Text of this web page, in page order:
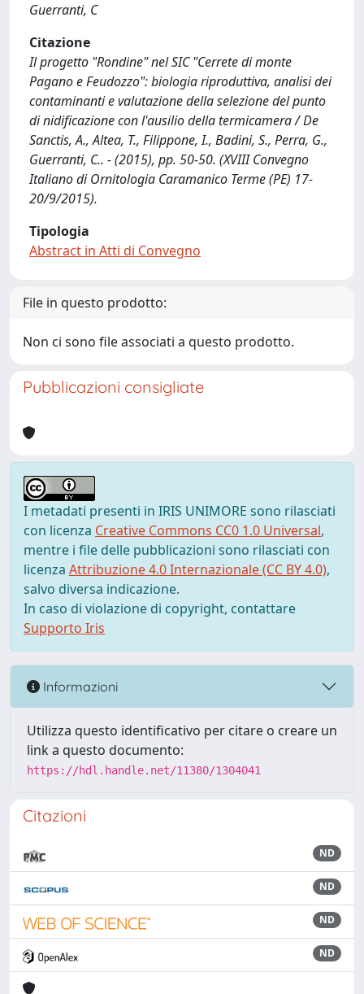
Guerranti, C
Citazione
Il progetto "Rondine" nel SIC "Cerrete di monte
Pagano e Feudozzo": biologia riproduttiva, analisi dei
contaminanti e valutazione della selezione del punto
di nidificazione con l'ausilio della termicamera / De
Sanctis, A., Altea, T., Filippone, I., Badini, S., Perra, G.,
Guerranti, C.. - (2015), pp. 50-50. (XVIII Convegno
Italiano di Ornitologia Caramanico Terme (PE) 17-
20/9/2015).
Tipologia
Abstract in Atti di Convegno
File in questo prodotto:
Non ci sono file associati a questo prodotto.
Pubblicazioni consigliate
I metadati presenti in IRIS UNIMORE sono rilasciati
con licenza Creative Commons CC0 1.0 Universal,
mentre i file delle pubblicazioni sono rilasciati con
licenza Attribuzione 4.0 Internazionale (CC BY 4.0),
salvo diversa indicazione.
In caso di violazione di copyright, contattare
Supporto Iris
Informazioni
Utilizza questo identificativo per citare o creare un
link a questo documento:
https://hdl.handle.net/11380/1304041
Citazioni
ND
ND
ND
ND